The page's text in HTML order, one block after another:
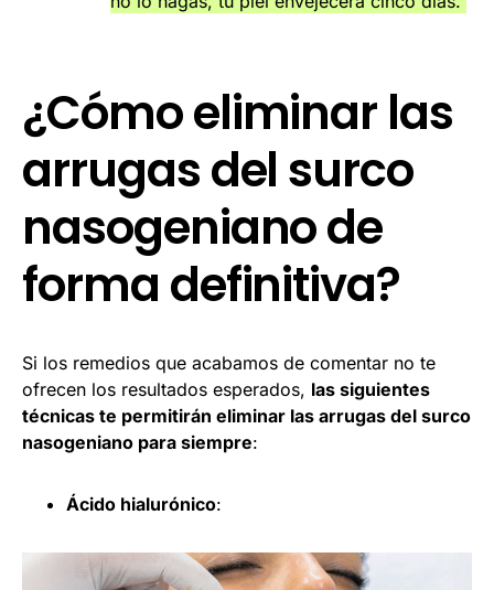
¿Cómo eliminar las
arrugas del surco
nasogeniano de
forma definitiva?
Si los remedios que acabamos de comentar no te
ofrecen los resultados esperados, las siguientes
técnicas te permitirán eliminar las arrugas del surco
nasogeniano para siempre:
Ácido hialurónico: